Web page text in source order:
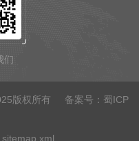
们
版权所有 备案号： 蜀ICP
sitemap.xml